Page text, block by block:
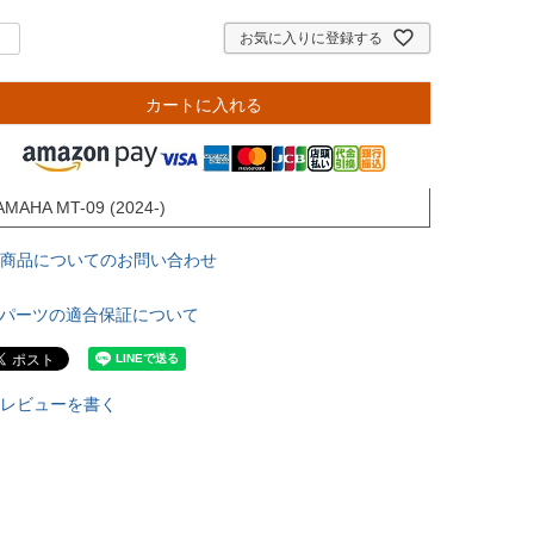
お気に入りに登録する
カートに入れる
MT-09 (2024-)
商品についてのお問い合わせ
パーツの適合保証について
レビューを書く